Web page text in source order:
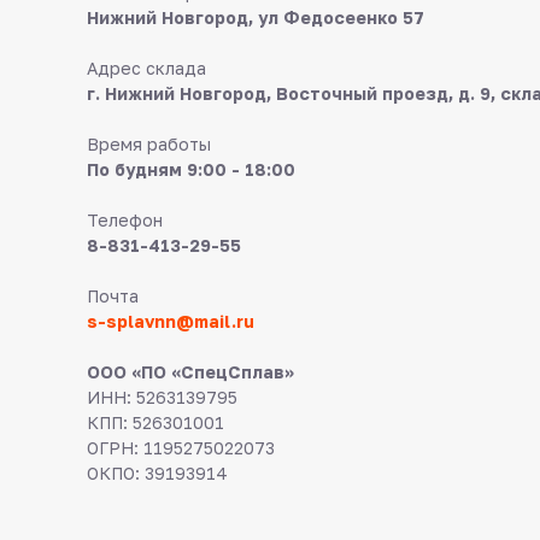
Нижний Новгород, ул Федосеенко 57
Адрес склада
г. Нижний Новгород, Восточный проезд, д. 9,
Время работы
По будням 9:00 - 18:00
Телефон
8-831-413-29-55
Почта
s-splavnn@mail.ru
ООО «ПО «СпецСплав»
ИНН: 5263139795
КПП: 526301001
ОГРН: 1195275022073
ОКПО: 39193914